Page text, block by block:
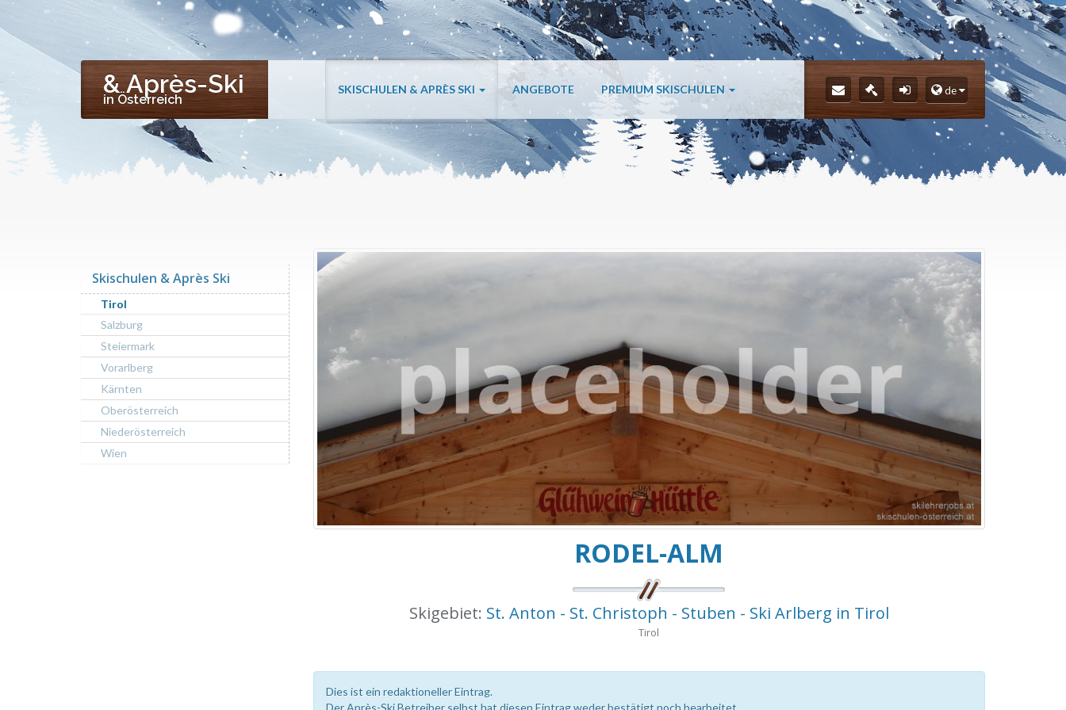
& Après-Ski
in Österreich
SKISCHULEN & APRÈS SKI ANGEBOTE PREMIUM SKISCHULEN de
RODEL-ALM
Skigebiet: St. Anton - St. Christoph - Stuben - Ski Arlberg in Tirol
Tirol
Dies ist ein redaktioneller Eintrag.
Skischulen & Après Ski
Tirol
Salzburg
Steiermark
Vorarlberg
Kärnten
Oberösterreich
Niederösterreich
Wien